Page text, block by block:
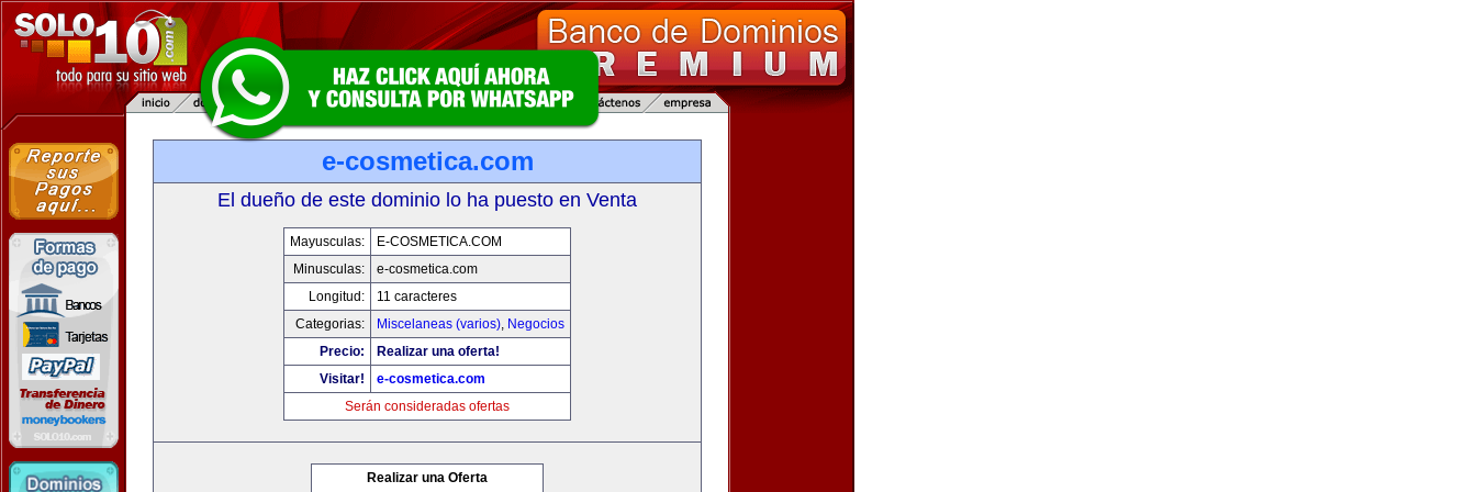
e-cosmetica.com
El dueño de este dominio lo ha puesto en Venta
Mayusculas:
E-COSMETICA.COM
Minusculas:
e-cosmetica.com
Longitud:
11 caracteres
Categorias:
Miscelaneas (varios), Negocios
Precio:
Realizar una oferta!
Visitar!
e-cosmetica.com
Serán consideradas ofertas
Realizar una Oferta